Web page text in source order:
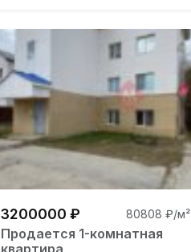
3200000 ₽ 80808 ₽/м²
Продается 1-комнатная
квартира